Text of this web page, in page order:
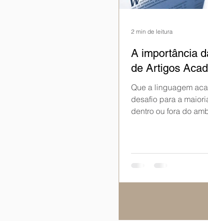
A importância
de Artigos
Que a linguagem
desafio para a
dentro ou fora do
2 min de leitura